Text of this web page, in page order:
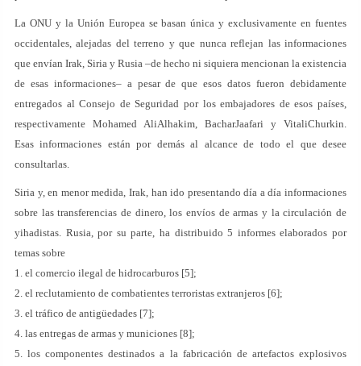
La ONU y la Unión Europea se basan única y exclusivamente en fuentes
occidentales, alejadas del terreno y que nunca reflejan las informaciones
que envían Irak, Siria y Rusia –de hecho ni siquiera mencionan la existencia
de esas informaciones– a pesar de que esos datos fueron debidamente
entregados al Consejo de Seguridad por los embajadores de esos países,
respectivamente Mohamed AliAlhakim, BacharJaafari y VitaliChurkin.
Esas informaciones están por demás al alcance de todo el que desee
consultarlas.
Siria y, en menor medida, Irak, han ido presentando día a día informaciones
sobre las transferencias de dinero, los envíos de armas y la circulación de
yihadistas. Rusia, por su parte, ha distribuido 5 informes elaborados por
temas sobre
1. el comercio ilegal de hidrocarburos [5];
2. el reclutamiento de combatientes terroristas extranjeros [6];
3. el tráfico de antigüedades [7];
4. las entregas de armas y municiones [8];
5. los componentes destinados a la fabricación de artefactos explosivos